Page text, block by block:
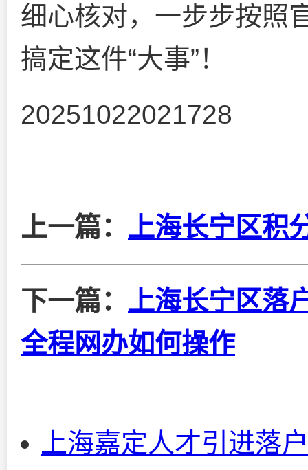
细心核对，一步步按照
搞定这件“大事”！
20251022021728
上一篇： 上海长宁区积
下一篇： 上海长宁区落
全程网办如何操作
上海嘉定人才引进落